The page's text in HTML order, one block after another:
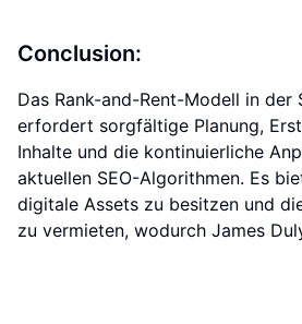
Conclusion:
Das Rank-and-Rent-Modell in der
erfordert sorgfältige Planung,
Inhalte und die kontinuierliche
aktuellen SEO-Algorithmen. Es
digitale Assets zu besitzen und
zu vermieten, wodurch James